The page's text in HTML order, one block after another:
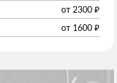
от 2300 ₽
от 1600 ₽